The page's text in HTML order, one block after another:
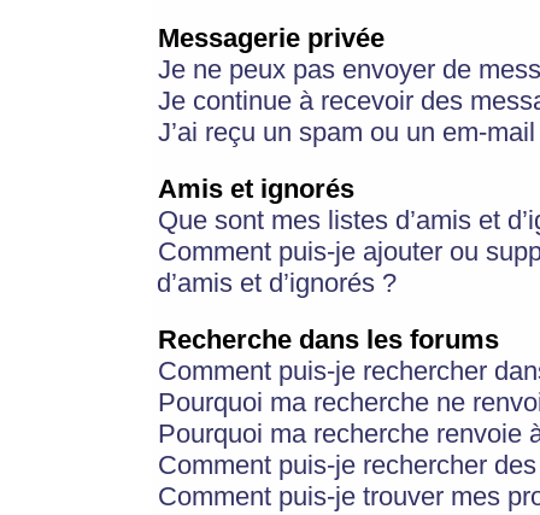
Messagerie privée
Je ne peux pas envoyer de
Je continue à recevoir des
J’ai reçu un spam ou un em-
Amis et ignorés
Que sont mes listes d’amis et
Comment puis-je ajouter ou
d’amis et d’ignorés ?
Recherche dans les forums
Comment puis-je rechercher
Pourquoi ma recherche ne
Pourquoi ma recherche renvoie
Comment puis-je rechercher
Comment puis-je trouver mes